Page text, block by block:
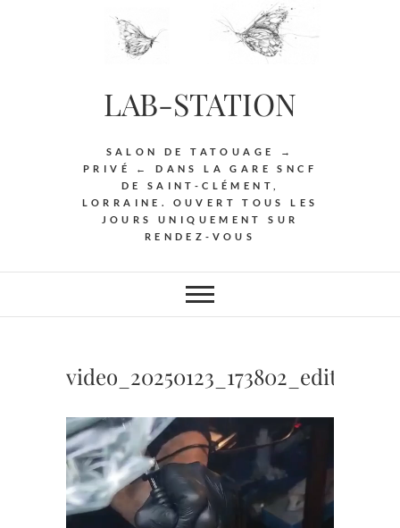
LAB-STATION
SALON DE TATOUAGE →
PRIVÉ ← DANS LA GARE SNCF
DE SAINT-CLÉMENT,
LORRAINE. OUVERT TOUS LES
JOURS UNIQUEMENT SUR
RENDEZ-VOUS
video_20250123_173802_edit
Lecteur
vidéo